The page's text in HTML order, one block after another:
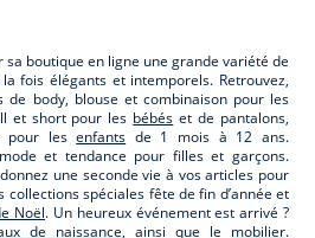
sa boutique en ligne une grande variété de
fois élégants et intemporels. Retrouvez,
de body, blouse et combinaison pour les
et short pour les bébés et de pantalons,
pour lesenfants de 1 mois à 12 ans.
et tendance pour filles et garçons.
une seconde vie à vos articles pour
collections spéciales fête de fin d’année et
Noël. Un heureux événement est arrivé ?
de naissance, ainsi que le mobilier.